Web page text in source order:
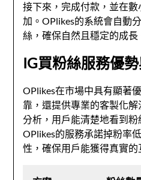
接下來，完成付款，並在
加。OPlikes的系統會自動
絲，確保自然且穩定的成長
IG買粉絲服務優
OPlikes在市場中具有顯著
靠，還提供專業的客製化
分析，用戶能清楚地看到粉
OPlikes的服務承諾掉粉率
性，確保用戶能獲得真實的